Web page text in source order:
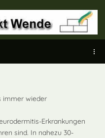
immer wieder
Erkrankungen
sind. In nahezu 30-